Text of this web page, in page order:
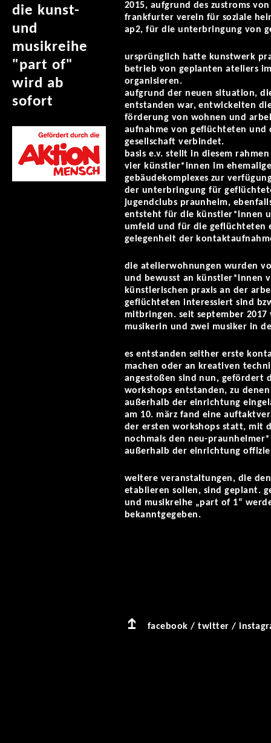
die kunst-
und
musikreihe
"part of"
wird ab
sofort
2015, aufgrund des zustroms
frankfurter verein für soziale
ap2, für die unterbringung von
ursprünglich hatte kunstwerk
betrieb von geplanten ateliers
organisieren.
aufgrund der neuen situation,
entstanden war, entwickelten
förderung von wohnen und
aufnahme von geflüchteten
gesellschaft verbindet.
basis e.v. stellt in diesem
vier künstler*innen im
gebäudekomplexes zur
der unterbringung für
jugendclubs praunheim,
entsteht für die künstler*innen
umfeld und für die geflüchteten
gelegenheit der
die atelierwohnungen wurden
und bewusst an künstler*innen
künstlerischen praxis an der
geflüchteten interessiert sind
mitbringen. seit september
musikerin und zwei musiker in
es entstanden seither erste
machen oder an kreativen
angestoßen sind nun,
workshops entstanden, zu
außerhalb der einrichtung
am 10. märz fand eine
der ersten workshops statt, mit
nochmals den neu-
außerhalb der einrichtung
weitere veranstaltungen, die
etablieren sollen, sind geplant.
und musikreihe „part of 1“
bekanntgegeben.
facebook /twitter /